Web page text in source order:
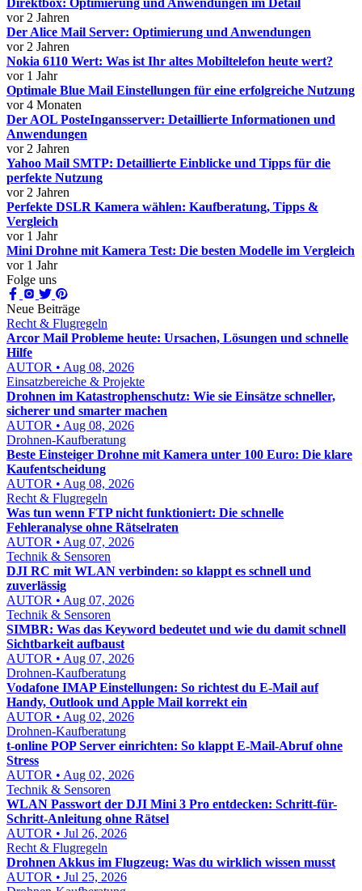
Direktbox: Optimierung und Anwendungen im Detail
vor 2 Jahren
Der Alice Mail Server: Optimierung und Anwendungen
vor 2 Jahren
Nokia 6110 Wert: Was ist Ihr altes Mobiltelefon heute wert?
vor 1 Jahr
Optimale Blue Mail Einstellungen für eine erfolgreiche Nutzung
vor 4 Monaten
Der AOL PosteIngansserver: Detaillierte Informationen und
Anwendungen
vor 2 Jahren
Yahoo Mail SMTP: Detaillierte Einblicke und Tipps für die
perfekte Nutzung
vor 2 Jahren
Perfekte DSLR Kamera wählen: Kaufberatung, Tipps &
Vergleich
vor 1 Jahr
Mini Drohne mit Kamera Test: Die besten Modelle im Vergleich
vor 1 Jahr
Folge uns
Neue Beiträge
Recht & Flugregeln
Arcor Mail Probleme heute: Ursachen, Lösungen und schnelle
Hilfe
AUTOR • Aug 08, 2026
Einsatzbereiche & Projekte
Drohnen im Katastrophenschutz: Wie sie Einsätze schneller,
sicherer und smarter machen
AUTOR • Aug 08, 2026
Drohnen-Kaufberatung
Beste Einsteiger Drohne mit Kamera unter 100 Euro: Die klare
Kaufentscheidung
AUTOR • Aug 08, 2026
Recht & Flugregeln
Was tun wenn FTP nicht funktioniert: Die schnelle
Fehleranalyse ohne Rätselraten
AUTOR • Aug 07, 2026
Technik & Sensoren
DJI RC mit WLAN verbinden: so klappt es schnell und
zuverlässig
AUTOR • Aug 07, 2026
Technik & Sensoren
SIMBR: Was das Keyword bedeutet und wie du damit schnell
Sichtbarkeit aufbaust
AUTOR • Aug 07, 2026
Drohnen-Kaufberatung
Vodafone IMAP Einstellungen: So richtest du E-Mail auf
Handy, Outlook und Apple Mail korrekt ein
AUTOR • Aug 02, 2026
Drohnen-Kaufberatung
t-online POP Server einrichten: So klappt E-Mail-Abruf ohne
Stress
AUTOR • Aug 02, 2026
Technik & Sensoren
WLAN Passwort der DJI Mini 3 Pro entdecken: Schritt-für-
Schritt-Anleitung ohne Rätsel
AUTOR • Jul 26, 2026
Recht & Flugregeln
Drohnen Akkus im Flugzeug: Was du wirklich wissen musst
AUTOR • Jul 25, 2026